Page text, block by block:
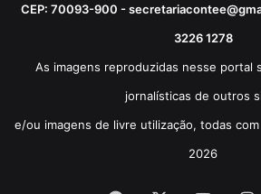
CEP: 70093-900 -
3226 1278
As imagens reproduzidas nesse portal
jornalísticas de outros
e/ou imagens de livre utilização, todas
2026